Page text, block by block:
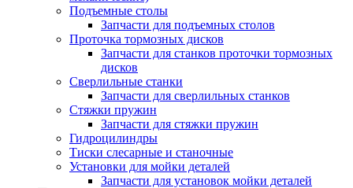
Подъемные столы
Запчасти для подъемных столов
Проточка тормозных дисков
Запчасти для станков проточки тормозных
дисков
Сверлильные станки
Запчасти для сверлильных станков
Стяжки пружин
Запчасти для стяжки пружин
Гидроцилиндры
Тиски слесарные и станочные
Установки для мойки деталей
Запчасти для установок мойки деталей